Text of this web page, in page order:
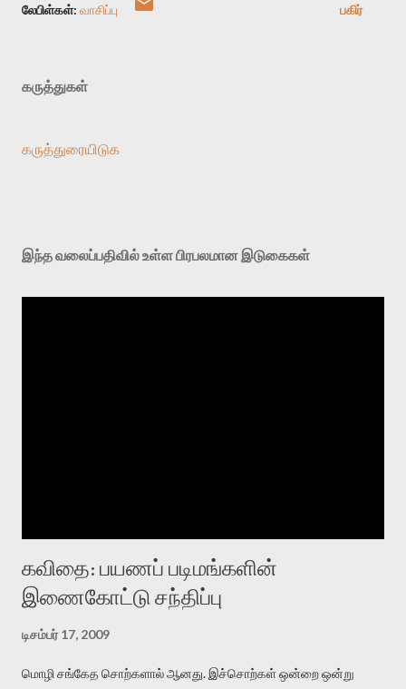
லேபிள்கள்: வாசிப்பு பகிர்
கருத்துகள்
கருத்துரையிடுக
இந்த வலைப்பதிவில் உள்ள பிரபலமான இடுகைகள்
கவிதை: பயணப் படிமங்களின்
இணைகோட்டு சந்திப்பு
டிசம்பர் 17, 2009
மொழி சங்கேத சொற்களால் ஆனது. இச்சொற்கள் ஒன்றை ஒன்று